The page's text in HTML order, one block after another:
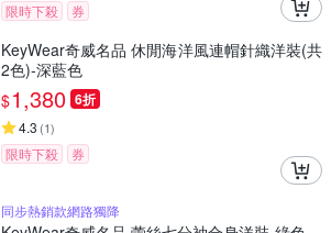
限時下殺 券
KeyWear奇威名品 休閒海洋風連帽針織洋裝(共
2色)-深藍色
$1,380 6折
4.3 (1)
限時下殺 券
同步熱銷款網路獨降